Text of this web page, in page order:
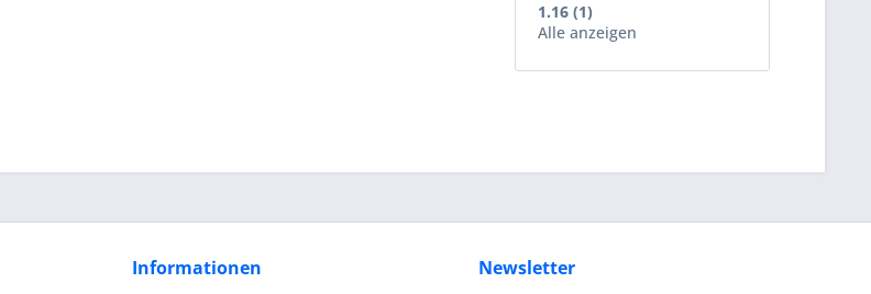
1.16 (1)
Alle anzeigen
Informationen Newsletter